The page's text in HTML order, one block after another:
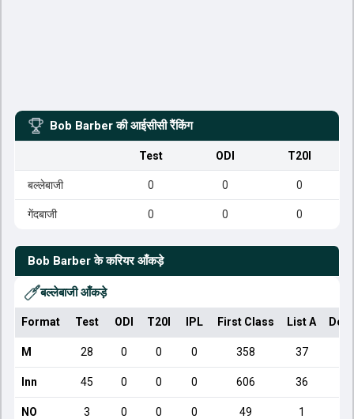
Bob Barber की आईसीसी रैंकिंग
Test ODI T20I
बल्लेबाजी 0 0 0
गेंदबाजी 0 0 0
Bob Barber के करियर आँकड़े
बल्लेबाजी आँकड़े
Format Test ODI T20I IPL First Class List A
M 28 0 0 0 358 37
Inn 45 0 0 0 606 36
NO 3 0 0 0 49 1